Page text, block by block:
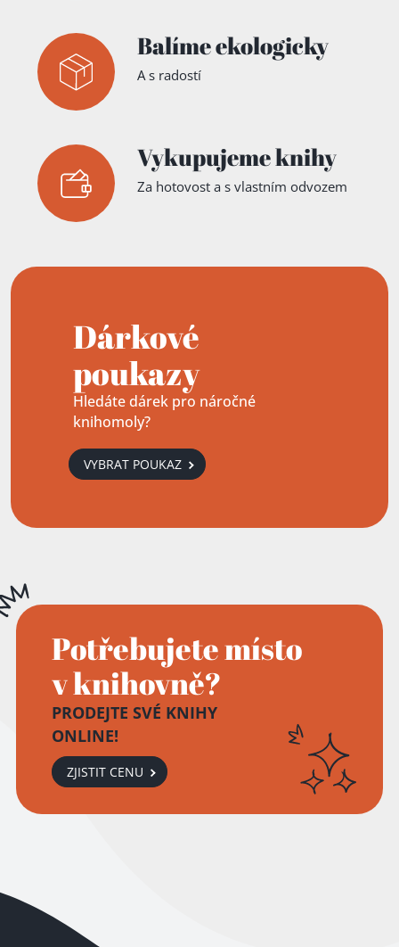
Balíme ekologicky
A s radostí
Vykupujeme knihy
Za hotovost a s vlastním odvozem
Dárkové
poukazy
Hledáte dárek pro náročné
knihomoly?
VYBRAT POUKAZ
Potřebujete místo
v knihovně?
PRODEJTE SVÉ KNIHY
ONLINE!
ZJISTIT CENU